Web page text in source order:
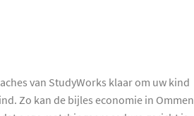
van StudyWorks klaar om uw kind
Zo kan de bijles economie in Ommen